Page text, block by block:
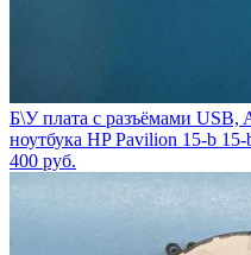
Б\У плата с разъёмами
ноутбука HP Pavilion 15-b
400 руб.